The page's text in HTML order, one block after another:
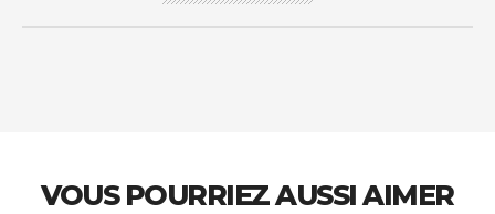
VOUS POURRIEZ AUSSI AIMER